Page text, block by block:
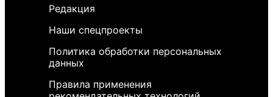
Редакция
Наши спецпроекты
Политика обработки персональных
данных
Правила применения